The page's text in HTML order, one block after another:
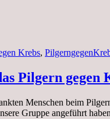
Krebs,
Pilgern gegen
Menschen beim
Gruppe angeführt